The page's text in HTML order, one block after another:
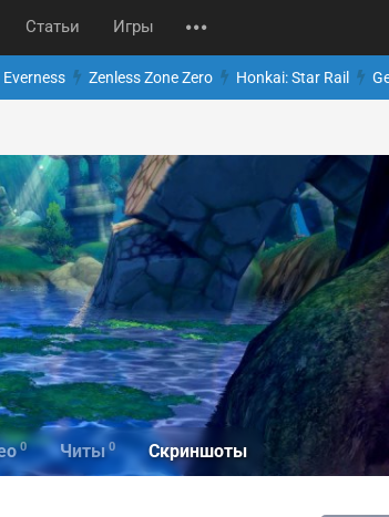
Статьи Игры
Zenless Zone Zero Honkai: Star Rail
0 Читы 0 Скриншоты